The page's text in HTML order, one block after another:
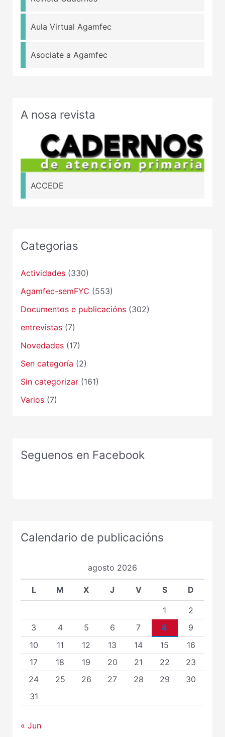
Aula Virtual Agamfec
Asociate a Agamfec
A nosa revista
ACCEDE
Categorias
Actividades(330)
Agamfec-semFYC (553)
Documentos e publicacións(302)
entrevistas(7)
Novedades(17)
Sen categoría (2)
Sin categorizar(161)
Varios(7)
Seguenos en Facebook
Calendario de publicacións
agosto 2026
L M X J V S D
1
2
3
4 5 6 7 8
9
10
11 12 13 14 15
16
17
18 19 20 21 22
23
24
25 26 27 28 29
30
31
« Jun